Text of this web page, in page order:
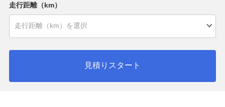
走行距離（km）
見積りスタート